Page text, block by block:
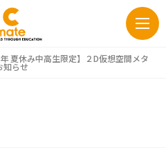
年 夏休み中高生限定】２D仮想空間メタ
知らせ